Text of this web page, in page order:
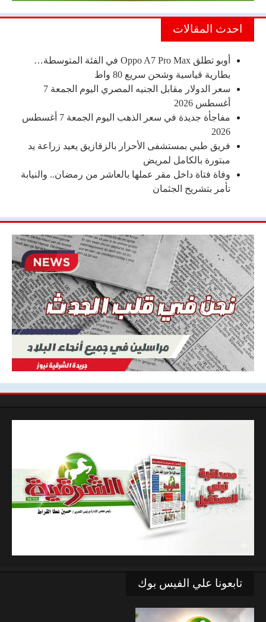
احدث المقالات
أوبو تطلق Oppo A7 Pro Max في الفئة المتوسطة…
بطارية قياسية وشحن سريع 80 واط
سعر الدولار مقابل الجنيه المصري اليوم الجمعة 7
أغسطس 2026
مفاجأة جديدة في سعر الذهب اليوم الجمعة 7 أغسطس
2026
فريق طبي بمستشفى الأحرار بالزقازيق يعيد زراعة يد
مبتورة بالكامل لمريض
وفاة فتاة داخل مقر عملها بالعاشر من رمضان.. والنيابة
تأمر بتشريح الجثمان
تابعونا علي الفيس بوك